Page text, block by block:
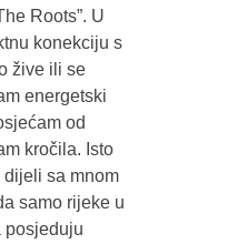
Roots”. U
konekciju s
žive ili se
energetski
od
kročila. Isto
dijeli sa mnom
samo rijeke u
posjeduju